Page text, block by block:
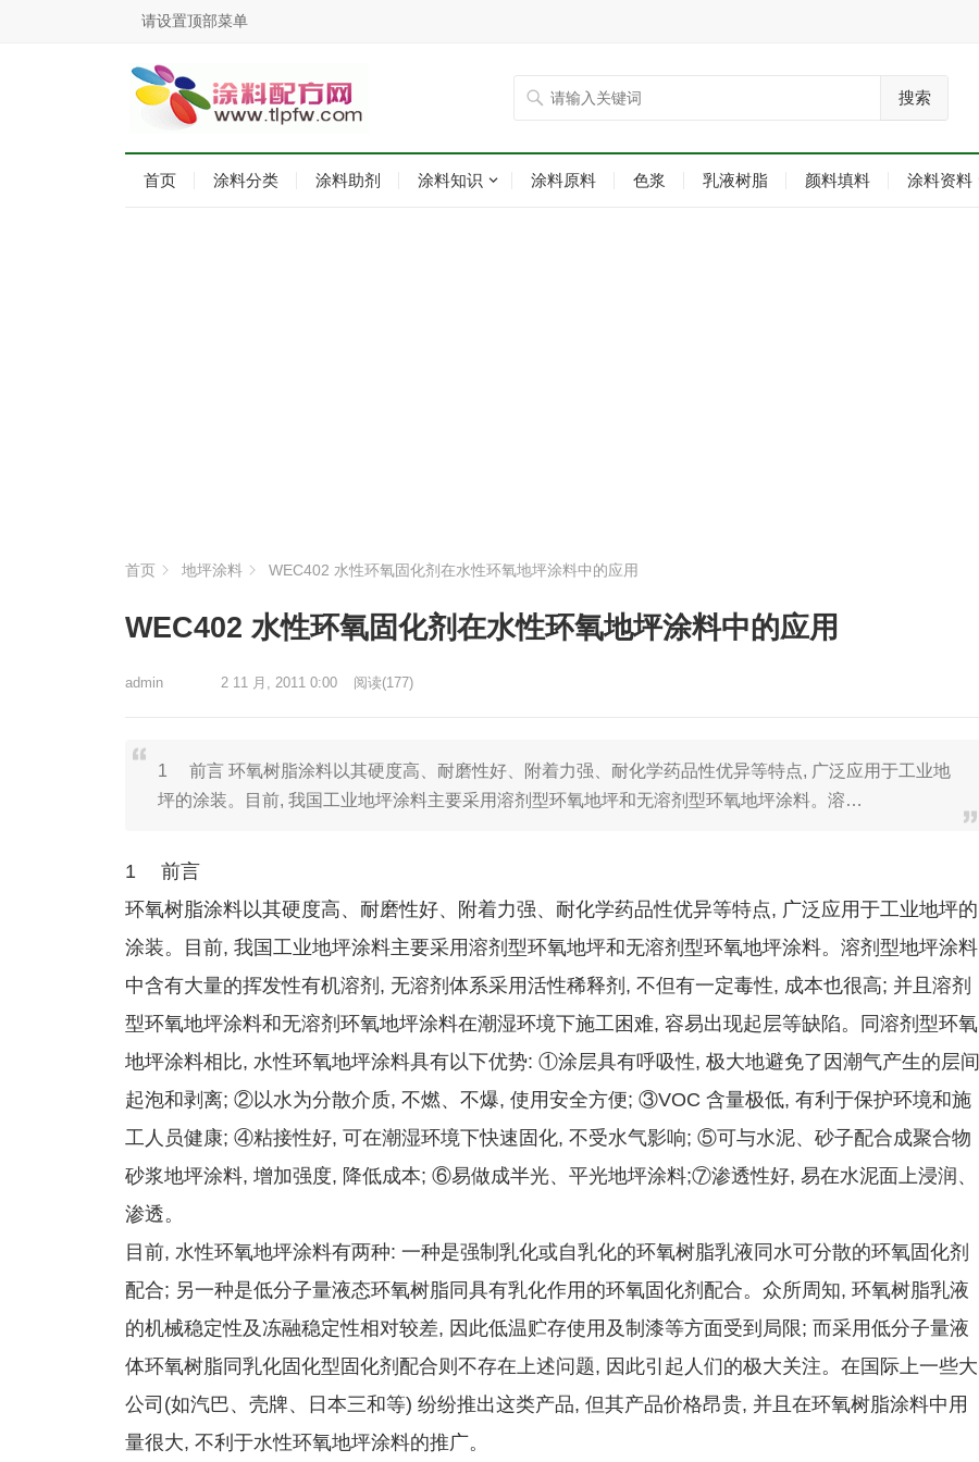
请设置顶部菜单
搜索
首页 涂料分类 涂料助剂 涂料知识 涂料原料 色浆 乳液树脂 颜料填料 涂料资料
首页 地坪涂料 WEC402 水性环氧固化剂在水性环氧地坪涂料中的应用
WEC402 水性环氧固化剂在水性环氧地坪涂料中的应用
admin 2 11 月, 2011 0:00 阅读(177)
1 前言 环氧树脂涂料以其硬度高、耐磨性好、附着力强、耐化学药品性优异等特点, 广泛应用于工业地
坪的涂装。目前, 我国工业地坪涂料主要采用溶剂型环氧地坪和无溶剂型环氧地坪涂料。溶…
1 前言
环氧树脂涂料以其硬度高、耐磨性好、附着力强、耐化学药品性优异等特点, 广泛应用于工业地坪的
涂装。目前, 我国工业地坪涂料主要采用溶剂型环氧地坪和无溶剂型环氧地坪涂料。溶剂型地坪涂料
中含有大量的挥发性有机溶剂, 无溶剂体系采用活性稀释剂, 不但有一定毒性, 成本也很高; 并且溶剂
型环氧地坪涂料和无溶剂环氧地坪涂料在潮湿环境下施工困难, 容易出现起层等缺陷。同溶剂型环氧
地坪涂料相比, 水性环氧地坪涂料具有以下优势: ①涂层具有呼吸性, 极大地避免了因潮气产生的层间
起泡和剥离; ②以水为分散介质, 不燃、不爆, 使用安全方便; ③VOC 含量极低, 有利于保护环境和施
工人员健康; ④粘接性好, 可在潮湿环境下快速固化, 不受水气影响; ⑤可与水泥、砂子配合成聚合物
砂浆地坪涂料, 增加强度, 降低成本; ⑥易做成半光、平光地坪涂料;⑦渗透性好, 易在水泥面上浸润、
渗透。
目前, 水性环氧地坪涂料有两种: 一种是强制乳化或自乳化的环氧树脂乳液同水可分散的环氧固化剂
配合; 另一种是低分子量液态环氧树脂同具有乳化作用的环氧固化剂配合。众所周知, 环氧树脂乳液
的机械稳定性及冻融稳定性相对较差, 因此低温贮存使用及制漆等方面受到局限; 而采用低分子量液
体环氧树脂同乳化固化型固化剂配合则不存在上述问题, 因此引起人们的极大关注。在国际上一些大
公司(如汽巴、壳牌、日本三和等) 纷纷推出这类产品, 但其产品价格昂贵, 并且在环氧树脂涂料中用
量很大, 不利于水性环氧地坪涂料的推广。